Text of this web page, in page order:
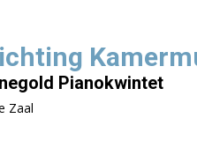
Pianokwintet
Zaal